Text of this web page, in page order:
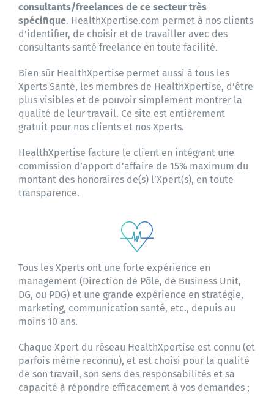
consultants/freelances de ce secteur très
spécifique. HealthXpertise.com permet à nos clients
d’identifier, de choisir et de travailler avec des
consultants santé freelance en toute facilité.
Bien sûr HealthXpertise permet aussi à tous les
Xperts Santé, les membres de HealthXpertise, d’être
plus visibles et de pouvoir simplement montrer la
qualité de leur travail. Ce site est entièrement
gratuit pour nos clients et nos Xperts.
HealthXpertise facture le client en intégrant une
commission d’apport d’affaire de 15% maximum du
montant des honoraires de(s) l’Xpert(s), en toute
transparence.
Tous les Xperts ont une forte expérience en
management (Direction de Pôle, de Business Unit,
DG, ou PDG) et une grande expérience en stratégie,
marketing, communication santé, etc., depuis au
moins 10 ans.
Chaque Xpert du réseau HealthXpertise est connu (et
parfois même reconnu), et est choisi pour la qualité
de son travail, son sens des responsabilités et sa
capacité à répondre efficacement à vos demandes ;